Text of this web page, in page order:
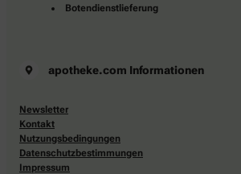
Botendienstlieferung
apotheke.com Informationen
Newsletter
Kontakt
Nutzungsbedingungen
Datenschutzbestimmungen
Impressum